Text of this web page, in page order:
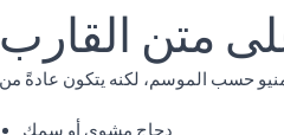
متن القارب